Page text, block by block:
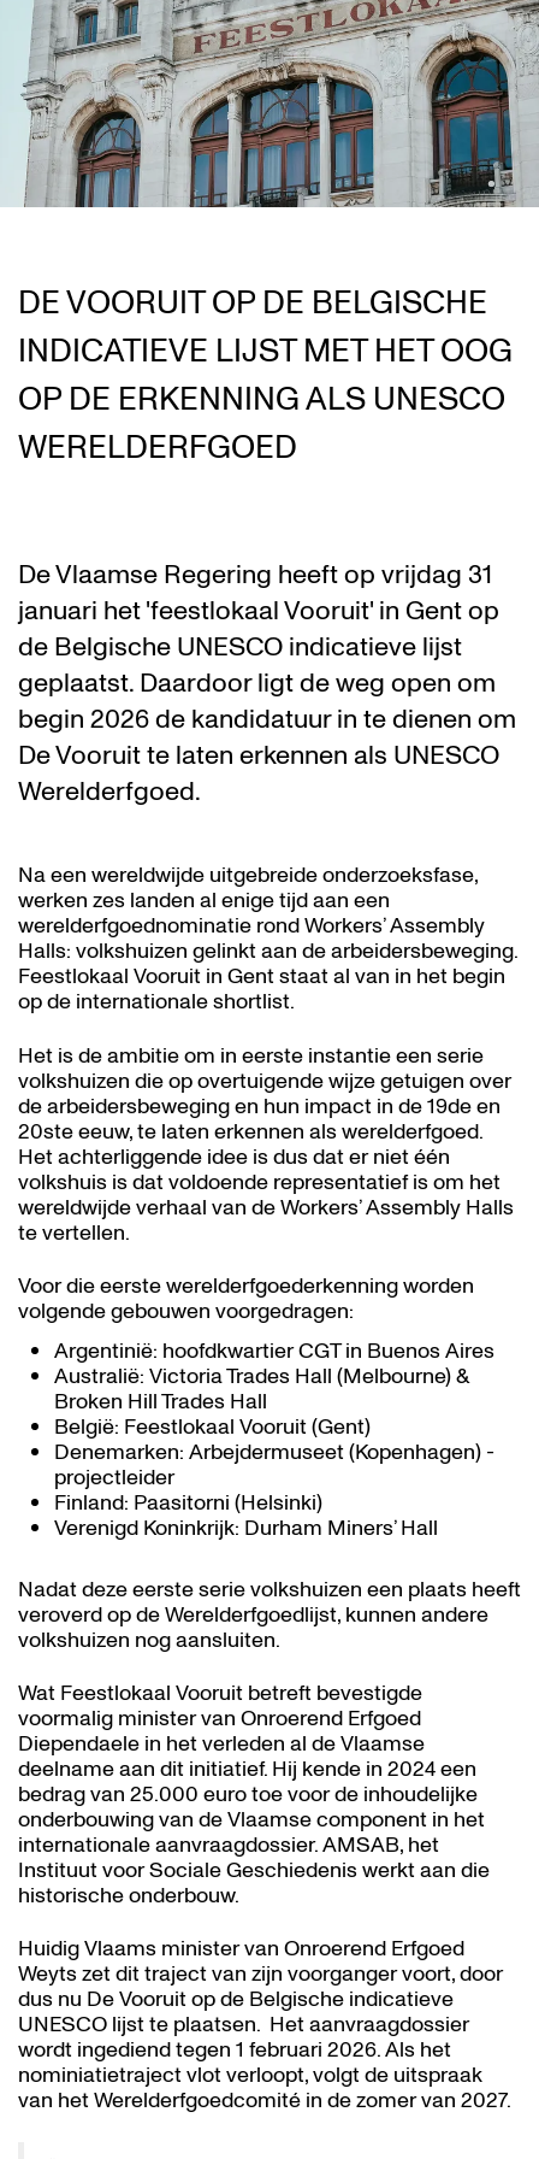
DE VOORUIT OP DE BELGISCHE
INDICATIEVE LIJST MET HET OOG
OP DE ERKENNING ALS UNESCO
WERELDERFGOED
De Vlaamse Regering heeft op vrijdag 31
januari het 'feestlokaal Vooruit' in Gent op
de Belgische UNESCO indicatieve lijst
geplaatst. Daardoor ligt de weg open om
begin 2026 de kandidatuur in te dienen om
De Vooruit te laten erkennen als UNESCO
Werelderfgoed.
Na een wereldwijde uitgebreide onderzoeksfase,
werken zes landen al enige tijd aan een
werelderfgoednominatie rond Workers’ Assembly
Halls: volkshuizen gelinkt aan de arbeidersbeweging.
Feestlokaal Vooruit in Gent staat al van in het begin
op de internationale shortlist.
Het is de ambitie om in eerste instantie een serie
volkshuizen die op overtuigende wijze getuigen over
de arbeidersbeweging en hun impact in de 19de en
20ste eeuw, te laten erkennen als werelderfgoed.
Het achterliggende idee is dus dat er niet één
volkshuis is dat voldoende representatief is om het
wereldwijde verhaal van de Workers’ Assembly Halls
te vertellen.
Voor die eerste werelderfgoederkenning worden
volgende gebouwen voorgedragen:
Argentinië: hoofdkwartier CGT in Buenos Aires
Australië: Victoria Trades Hall (Melbourne) &
Broken Hill Trades Hall
België: Feestlokaal Vooruit (Gent)
Denemarken: Arbejdermuseet (Kopenhagen) -
projectleider
Finland: Paasitorni (Helsinki)
Verenigd Koninkrijk: Durham Miners’ Hall
Nadat deze eerste serie volkshuizen een plaats heeft
veroverd op de Werelderfgoedlijst, kunnen andere
volkshuizen nog aansluiten.
Wat Feestlokaal Vooruit betreft bevestigde
voormalig minister van Onroerend Erfgoed
Diependaele in het verleden al de Vlaamse
deelname aan dit initiatief. Hij kende in 2024 een
bedrag van 25.000 euro toe voor de inhoudelijke
onderbouwing van de Vlaamse component in het
internationale aanvraagdossier. AMSAB, het
Instituut voor Sociale Geschiedenis werkt aan die
historische onderbouw.
Huidig Vlaams minister van Onroerend Erfgoed
Weyts zet dit traject van zijn voorganger voort, door
dus nu De Vooruit op de Belgische indicatieve
UNESCO lijst te plaatsen. Het aanvraagdossier
wordt ingediend tegen 1 februari 2026. Als het
nominiatietraject vlot verloopt, volgt de uitspraak
van het Werelderfgoedcomité in de zomer van 2027.
Inzoomen